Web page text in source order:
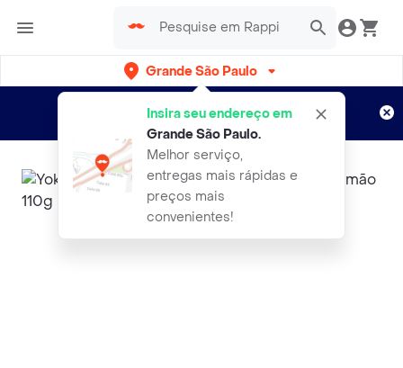
Grande São Paulo
Insira seu endereço em
Grande São Paulo.
Melhor serviço,
entregas mais rápidas e
preços mais
convenientes!
Entregas grátis por 15 dias!
Aplicam T&C